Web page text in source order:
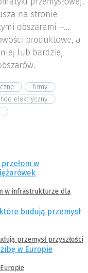
na stronie
obszarami –
produktowe, a
lub bardziej
firmy
elektryczny
w infrastrukturze dla
przemysł przyszłości